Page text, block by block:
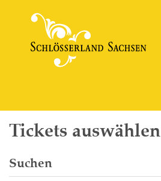
Tickets auswählen
Suchen